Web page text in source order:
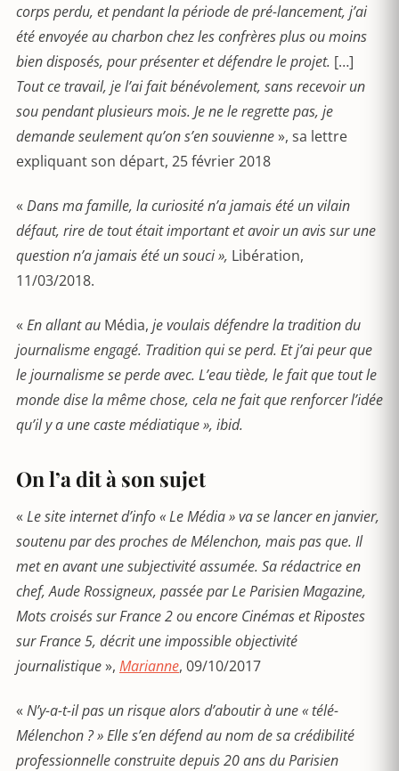
corps perdu, et pendant la période de pré-lancement, j’ai
été envoyée au charbon chez les confrères plus ou moins
bien disposés, pour présenter et défendre le projet. […]
Tout ce travail, je l’ai fait bénévolement, sansrecevoir un
sou pendant plusieurs mois. Je ne le regrette pas, je
demande seulement qu’on s’en souvienne», sa lettre
expliquant son départ, 25 février 2018
« Dans ma famille, la curiosité n’a jamais été un vilain
défaut, rire de tout était important et avoir un avis sur une
question n’a jamais été un souci », Libération,
11/03/2018.
« En allant au Média, je voulais défendre la tradition du
journalisme engagé. Tradition qui se perd. Et j’ai peur que
le journalisme se perde avec. L’eau tiède, le fait que tout le
monde dise la même chose, cela ne fait que renforcer l’idée
qu’il y a une caste médiatique », ibid.
On l’a dit à son sujet
« Le site internet d’info « Le Média » va se lancer en janvier,
soutenu par des proches de Mélenchon, mais pas que. Il
met en avant une subjectivité assumée. Sa rédactrice en
chef, Aude Rossigneux, passée par Le Parisien Magazine,
Mots croisés sur France 2 ou encore Cinémas et Ripostes
sur France 5, décrit une impossible objectivité
journalistique», Marianne, 09/10/2017
« N’y-a-t-il pas un risque alors d’aboutir à une « télé-
Mélenchon ? » Elle s’en défend au nom de sa crédibilité
professionnelle construite depuis 20 ans du Parisien